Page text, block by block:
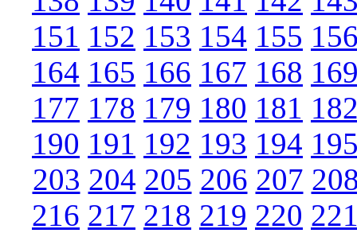
151 152 153 154 155
164 165 166 167 168
177 178 179 180 181
190 191 192 193 194
203 204 205 206 207
216 217 218 219 220